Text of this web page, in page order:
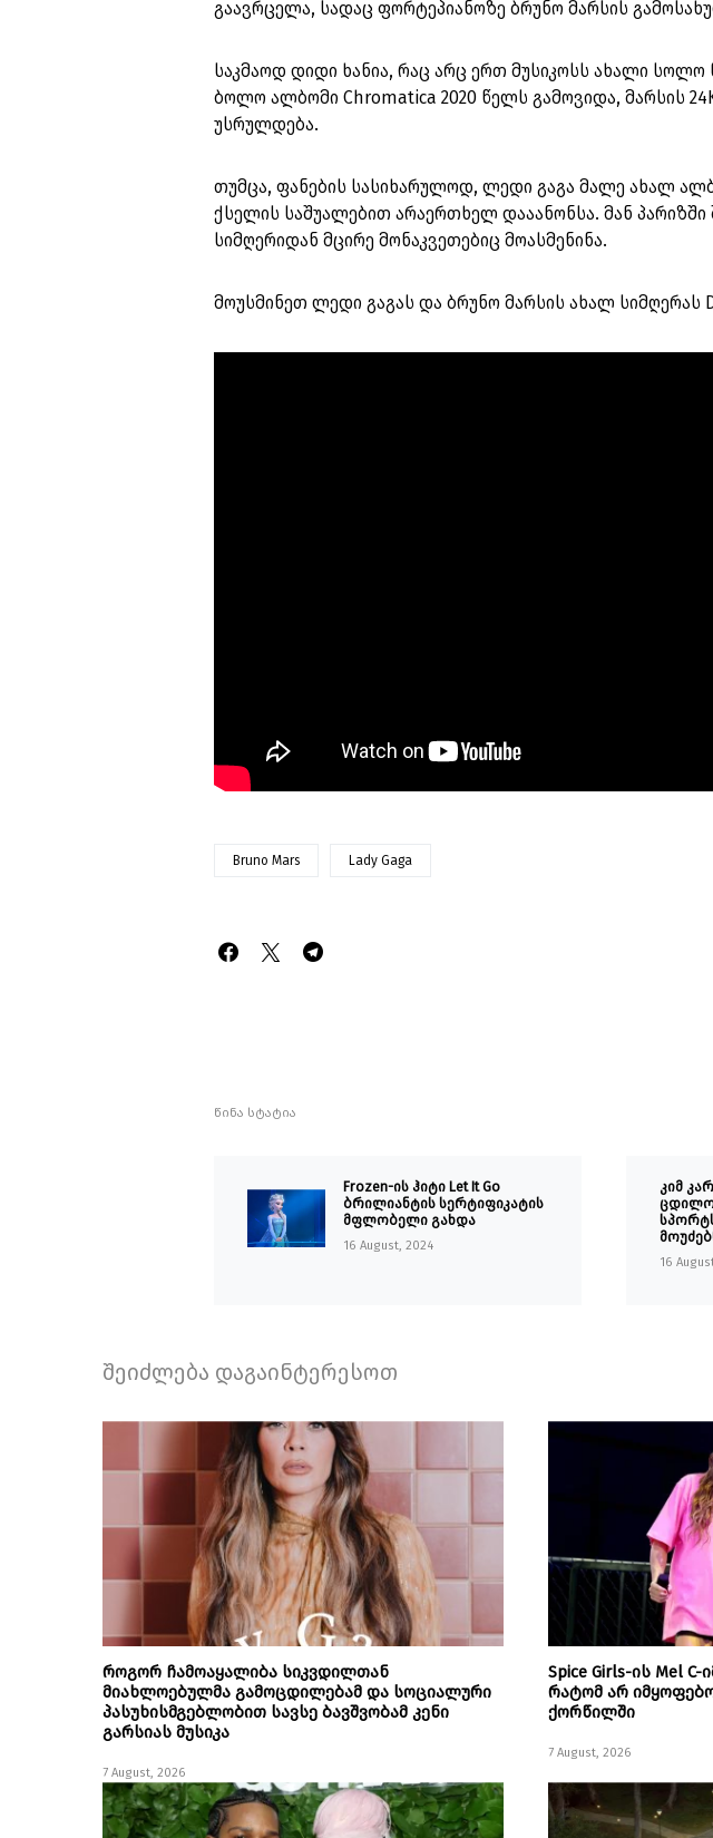
გაავრცელა, სადაც ფორტეპიანოზე ბრუნო მარსის
საკმაოდ დიდი ხანია, რაც არც ერთ მუსიკოსს ახალი სოლო
ბოლო ალბომი Chromatica 2020 წელს გამოვიდა, მარსის
უსრულდება.
თუმცა, ფანების სასიხარულოდ, ლედი გაგა მალე ახალ
ქსელის საშუალებით არაერთხელ დააანონსა. მან
სიმღერიდან მცირე მონაკვეთებიც მოასმენინა.
მოუსმინეთ ლედი გაგას და ბრუნო მარსის ახალ სიმღერას
Bruno Mars Lady Gaga
წინა სტატია
Frozen-ის ჰიტი Let It Go
ბრილიანტის სერტიფიკატის
მფლობელი გახდა
16 August, 2024
კიმ
16
შეიძლება დაგაინტერესოთ
როგორ ჩამოაყალიბა სიკვდილთან
მიახლოებულმა გამოცდილებამ და სოციალური
პასუხისმგებლობით სავსე ბავშვობამ კენი
გარსიას მუსიკა
7 August, 2026
Spice Girls-ის Mel
რატომ არ
ქორწილში
7 August, 2026